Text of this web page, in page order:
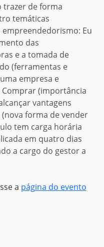
trazer de forma
temáticas
Eu
das
e a tomada de
(ferramentas e
empresa e
Comprar (importância
vantagens
forma de vender
tem carga horária
em quatro dias
a cargo do gestor a
a página do evento